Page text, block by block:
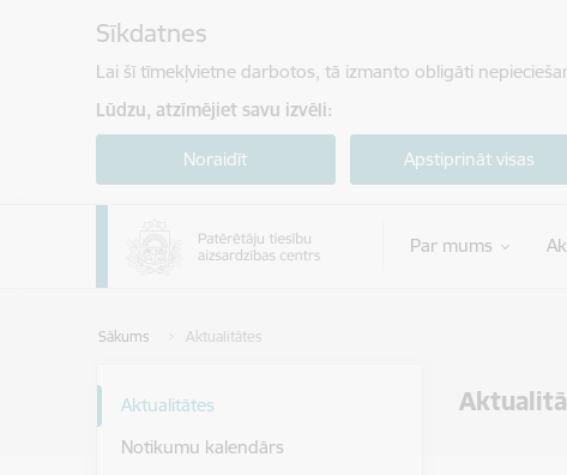
Sīkdatnes
Lai šī tīmekļvietne darbotos, tā izmanto obligāti
Lūdzu, atzīmējiet savu izvēli:
Noraidīt Apstiprināt visas
Par mums
Sākums Aktualitātes
Aktualitātes
Notikumu kalendārs